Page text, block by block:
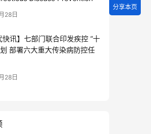
28日
快讯】七部门联合印发疾控 “十
部署六大重大传染病防控任
28日
分享本页